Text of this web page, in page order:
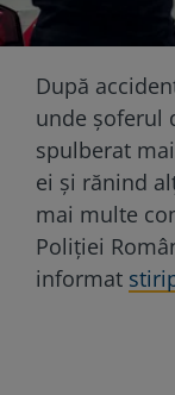
După
unde șoferul
spulberat
ei și rănind
mai multe
Poliției
informat